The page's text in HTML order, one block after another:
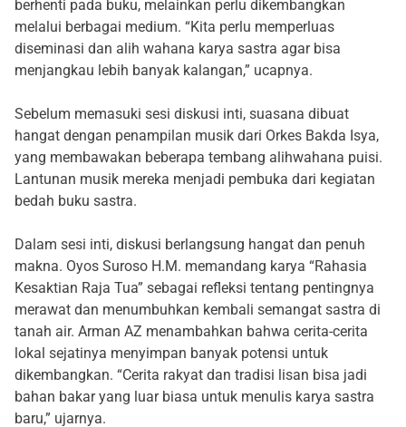
berhenti pada buku, melainkan perlu dikembangkan
melalui berbagai medium. “Kita perlu memperluas
diseminasi dan alih wahana karya sastra agar bisa
menjangkau lebih banyak kalangan,” ucapnya.
Sebelum memasuki sesi diskusi inti, suasana dibuat
hangat dengan penampilan musik dari Orkes Bakda Isya,
yang membawakan beberapa tembang alihwahana puisi.
Lantunan musik mereka menjadi pembuka dari kegiatan
bedah buku sastra.
Dalam sesi inti, diskusi berlangsung hangat dan penuh
makna. Oyos Suroso H.M. memandang karya “Rahasia
Kesaktian Raja Tua” sebagai refleksi tentang pentingnya
merawat dan menumbuhkan kembali semangat sastra di
tanah air. Arman AZ menambahkan bahwa cerita-cerita
lokal sejatinya menyimpan banyak potensi untuk
dikembangkan. “Cerita rakyat dan tradisi lisan bisa jadi
bahan bakar yang luar biasa untuk menulis karya sastra
baru,” ujarnya.